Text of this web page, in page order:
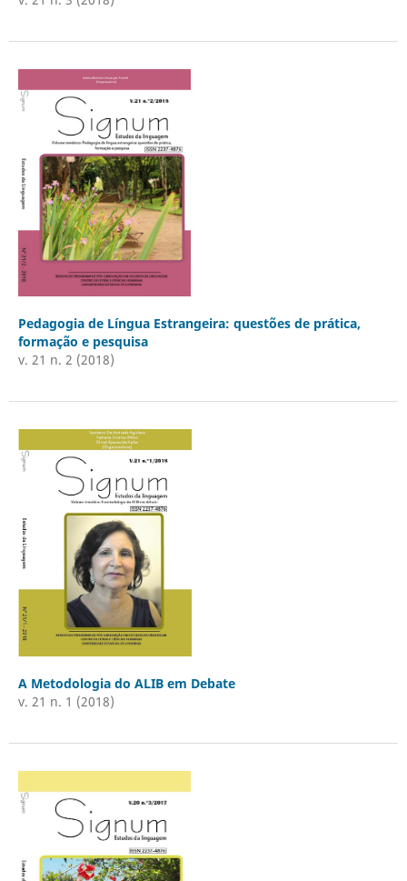
Pedagogia de Língua Estrangeira: questões de prática,
formação e pesquisa
v. 21 n. 2 (2018)
A Metodologia do ALIB em Debate
v. 21 n. 1 (2018)